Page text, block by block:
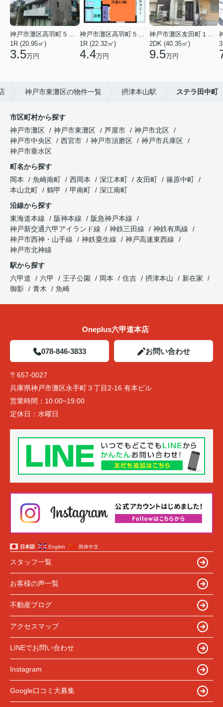
神戸市灘区高羽町５丁目
1R (20.95㎡)
3.5万円
神戸市灘区高羽町５丁目
1R (22.32㎡)
4.4万円
神戸市灘区友田町１丁目
2DK (40.35㎡)
9.5万円
神戸市東灘区の物件一覧 摂津本山駅 ステラ田中町
市区町村から探す
神戸市灘区
神戸市東灘区 芦屋市
神戸市北区
神戸市中央区
西宮市 神戸市須磨区
神戸市兵庫区
神戸市垂水区
町名から探す
岡本
魚崎南町 西岡本 深江本町 友田町
篠原中町
本山北町
鶴甲 甲南町
深江南町
沿線から探す
東海道本線
阪神本線
阪急神戸本線
神戸新交通六甲アイランド線
神鉄三田線
神鉄有馬線
神戸市西神・山手線
神鉄粟生線
神戸高速東西線
神戸市北神線
駅から探す
六甲道
六甲 王子公園 岡本 住吉 摂津本山
新在家
御影
青木 魚崎
Oneplus六甲道本店
078-846-3833 お問い合わせ
〒657-0027
兵庫県神戸市灘区永手町３丁目2-16 有本ビル
営業時間： 10:00~19:00
定休日： 水曜日
日本語 English 简体中文
スタッフ一覧
お客様の声一覧
不動産ブログ
アクセスマップ
LINEでお問い合わせ
Instagram
Google口コミ大募集